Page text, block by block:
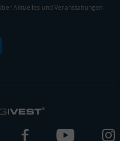
Gewerbe
Tsd. €
(DURCHSCHNITT)
3.000.000
Gewerbe
Aktuelles und Veranstaltungen